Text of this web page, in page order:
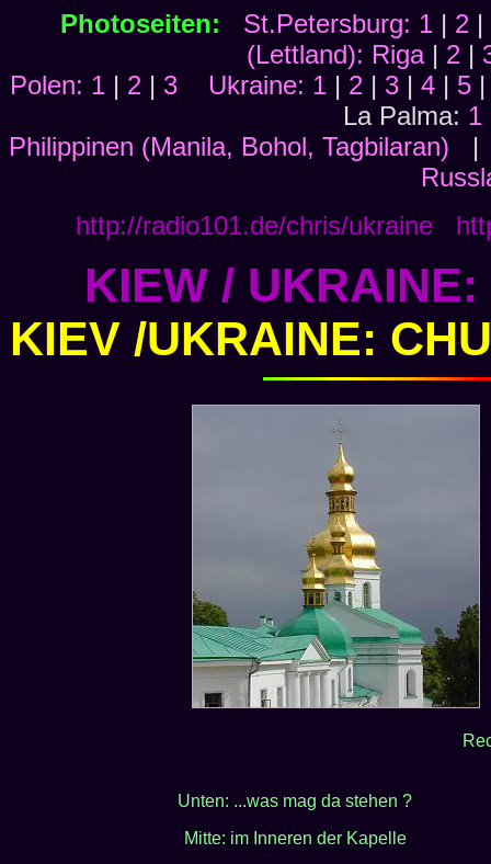
Photoseiten: St.Petersburg: 1 | 2 |
(Lettland): Riga| 2|
Polen: 1| 2| 3 Ukraine: 1| 2| 3| 4| 5
La Palma: 1
Philippinen (Manila, Bohol, Tagbilaran)
http://radio101.de/chris/ukraine
KIEW /
KIEV /UKRAINE:
Unten: ...was mag da stehen ?
Mitte: im Inneren der Kapelle